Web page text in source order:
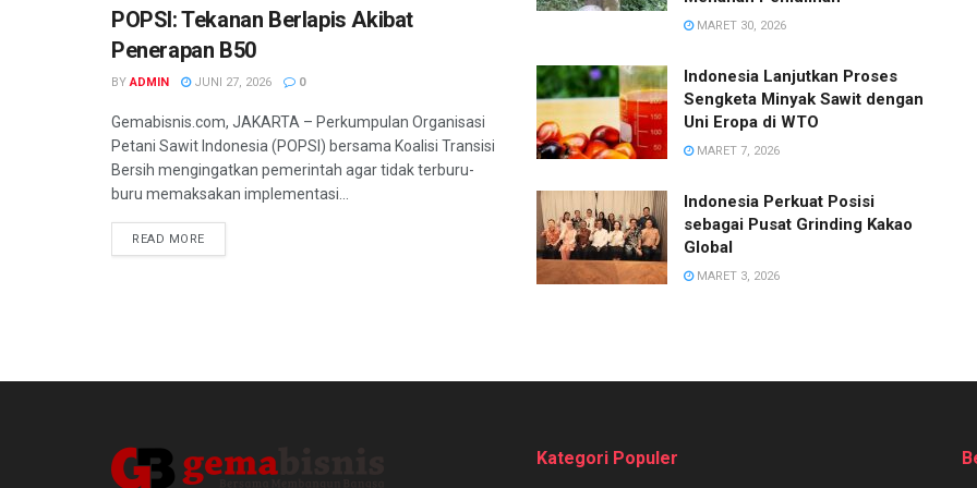
POPSI: Tekanan Berlapis Akibat
Penerapan B50
BY ADMIN JUNI 27, 2026 0
Gemabisnis.com, JAKARTA – Perkumpulan Organisasi
Petani Sawit Indonesia (POPSI) bersama Koalisi Transisi
Bersih mengingatkan pemerintah agar tidak terburu-
buru memaksakan implementasi...
READ MORE
MARET 30, 2026
Indonesia Lanjutkan Proses
Sengketa Minyak Sawit dengan
Uni Eropa di WTO
MARET 7, 2026
Indonesia Perkuat Posisi
sebagai Pusat Grinding Kakao
Global
MARET 3, 2026
Kategori Populer